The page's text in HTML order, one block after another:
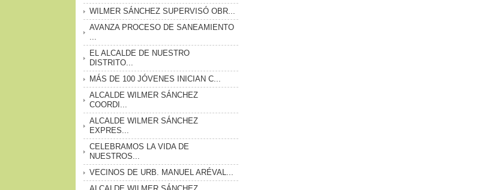
WILMER SÁNCHEZ SUPERVISÓ OBR...
AVANZA PROCESO DE SANEAMIENTO
EL ALCALDE DE NUESTRO
DISTRITO...
MÁS DE 100 JÓVENES INICIAN C...
ALCALDE WILMER SÁNCHEZ
COORDI...
ALCALDE WILMER SÁNCHEZ
EXPRES...
CELEBRAMOS LA VIDA DE
NUESTROS...
VECINOS DE URB. MANUEL ARÉVAL...